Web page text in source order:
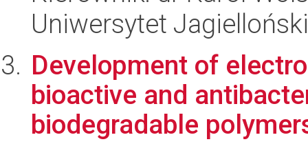
Uniwersytet
Development of
bioactive and
biodegradable